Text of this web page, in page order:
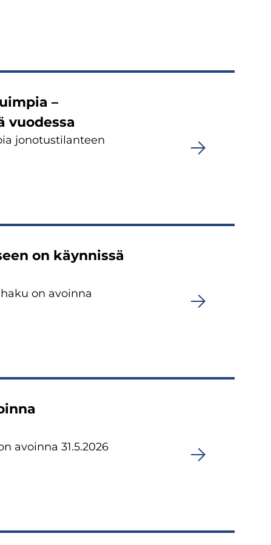
–
vuodessa
jonotustilanteen
on käynnissä
on avoinna
avoinna 31.5.2026